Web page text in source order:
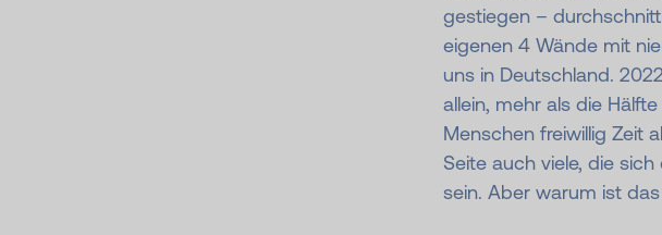
gestiegen –
eigenen 4 Wände mit
uns in Deutschland.
allein, mehr als die
Menschen freiwillig Zeit
Seite auch viele, die
sein. Aber warum ist das